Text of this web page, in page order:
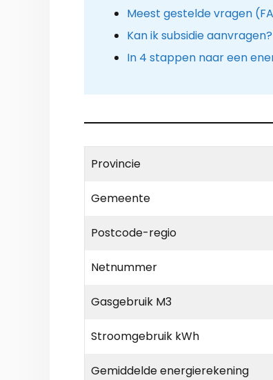
Meest gestelde vragen
Kan ik subsidie aanvragen?
In 4 stappen naar een
Provincie
Gemeente
Postcode-regio
Netnummer
Gasgebruik M3
Stroomgebruik kWh
Gemiddelde energierekening